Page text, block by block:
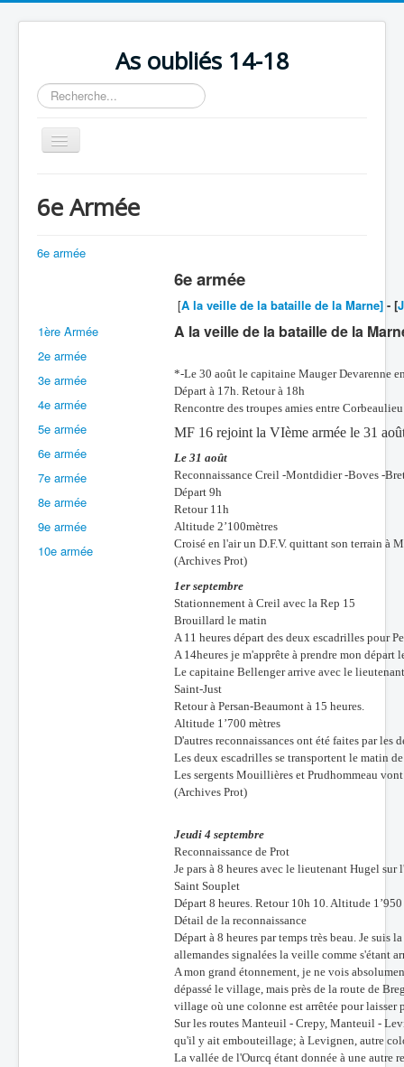
As oubliés 14-18
Rechercher
Basculer
la
Chronologie
Escadrilles
Personnels
Doctrines
Batailles
Les As
6e Armée
6e armée
6e armée
[A la veille de la bataille de la Marne] - [
1ère Armée
2e armée
3e armée
4e armée
5e armée
6e armée
7e armée
8e armée
9e armée
10e armée
A la veille de la bataille de la
*-Le 30 août le capitaine Mauger Devarenne
Départ à 17h. Retour à 18h
Rencontre des troupes amies entre
MF 16 rejoint la VIème armée le 31
Le 31 août
Reconnaissance Creil -Montdidier -Boves -
Départ 9h
Retour 11h
Altitude 2’100mètres
Croisé en l'air un D.F.V. quittant son terrain à
(Archives Prot)
1er septembre
Stationnement à Creil avec la Rep 15
Brouillard le matin
A 11 heures départ des deux escadrilles pour
A 14heures je m'apprête à prendre mon départ
Le capitaine Bellenger arrive avec le
Saint-Just
Retour à Persan-Beaumont à 15 heures.
Altitude 1’700 mètres
D'autres reconnaissances ont été faites par les
Les deux escadrilles se transportent le matin
Les sergents Mouillières et Prudhommeau
(Archives Prot)
Jeudi 4 septembre
Reconnaissance de Prot
Je pars à 8 heures avec le lieutenant Hugel
Saint Souplet
Départ 8 heures. Retour 10h 10. Altitude 1’950
Détail de la reconnaissance
Départ à 8 heures par temps très beau. Je suis
allemandes signalées la veille comme s'étant
A mon grand étonnement, je ne vois
dépassé le village, mais près de la route de
village où une colonne est arrêtée pour laisser
Sur les routes Manteuil - Crepy, Manteuil -
qu'il y ait embouteillage; à Levignen, autre
La vallée de l'Ourcq étant donnée à une autre